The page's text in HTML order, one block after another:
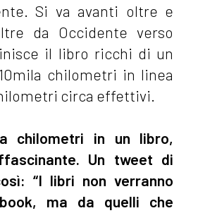
Si va avanti oltre e
da Occidente verso
il libro ricchi di un
chilometri in linea
circa effettivi.
chilometri in un libro,
Un tweet di
“I libri non verranno
ma da quelli che